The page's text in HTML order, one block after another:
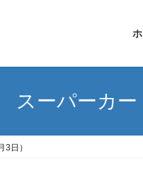
スーパーカー
日）